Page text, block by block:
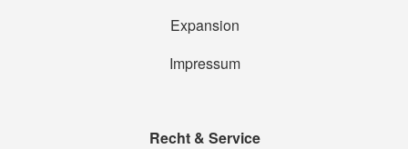
Expansion
Impressum
Recht & Service